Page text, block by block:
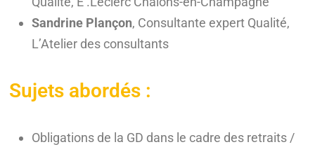
Sandrine Plançon, Consultante expert Qualité,
L’Atelier des consultants
Sujets abordés :
Obligations de la GD dans le cadre des retraits /